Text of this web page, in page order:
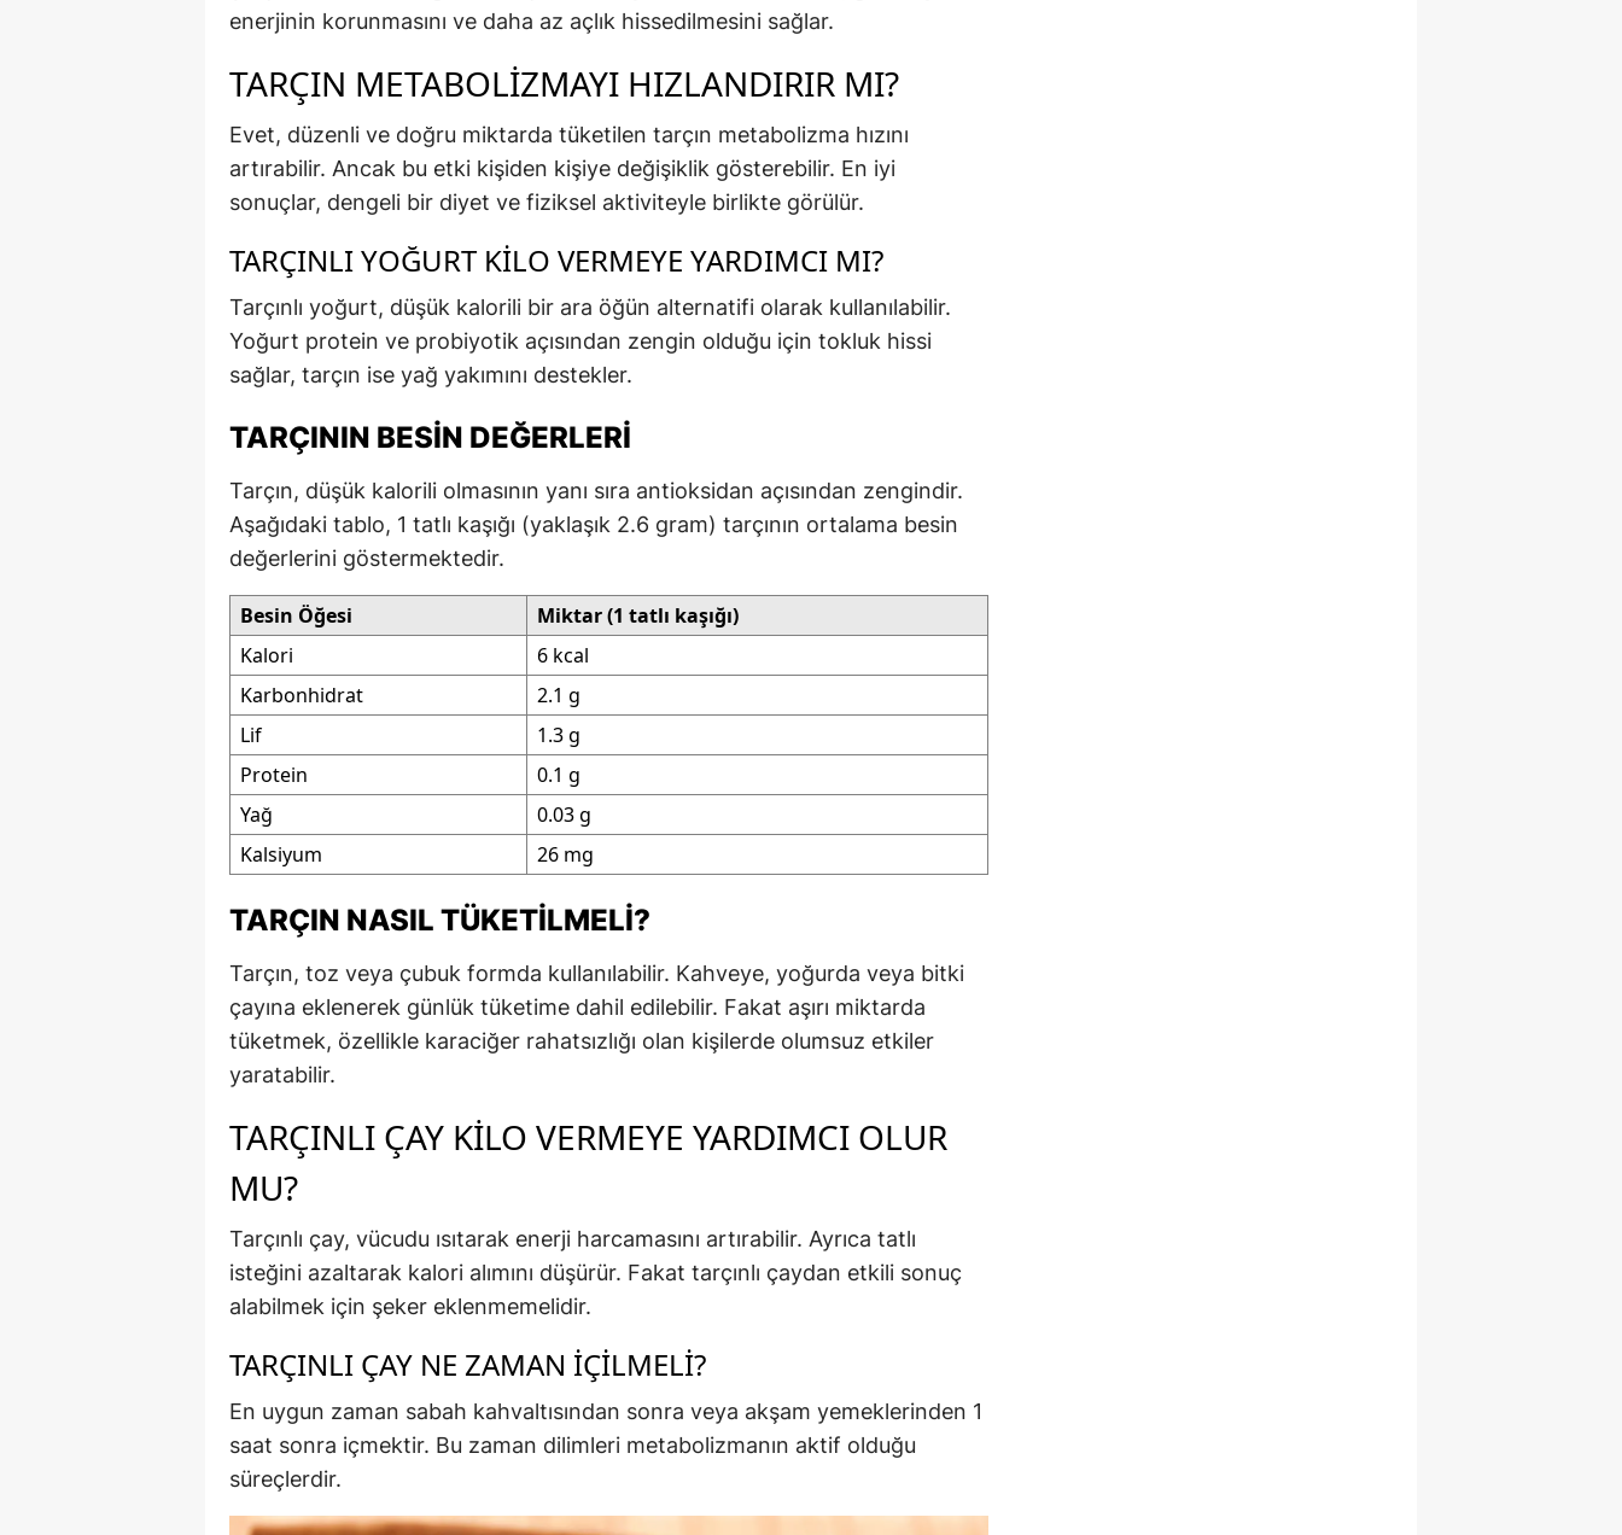
enerjinin korunmasını ve daha az açlık hissedilmesini sağlar.
TARÇIN METABOLIZMAYI HIZLANDIRIR MI?
Evet, düzenli ve doğru miktarda tüketilen tarçın metabolizma hızını
artırabilir. Ancak bu etki kişiden kişiye değişiklik gösterebilir. En iyi
sonuçlar, dengeli bir diyet ve fiziksel aktiviteyle birlikte görülür.
TARÇINLI YOĞURT KILO VERMEYE YARDIMCI MI?
Tarçınlı yoğurt, düşük kalorili bir ara öğün alternatifi olarak kullanılabilir.
Yoğurt protein ve probiyotik açısından zengin olduğu için tokluk hissi
sağlar, tarçın ise yağ yakımını destekler.
TARÇININ BESIN DEĞERLERI
Tarçın, düşük kalorili olmasının yanı sıra antioksidan açısından zengindir.
Aşağıdaki tablo, 1 tatlı kaşığı (yaklaşık 2.6 gram) tarçının ortalama besin
değerlerini göstermektedir.
Besin Öğesi
Miktar (1 tatlı kaşığı)
Kalori
6 kcal
Karbonhidrat
2.1 g
Lif
1.3 g
Protein
0.1 g
Yağ
0.03 g
Kalsiyum
26 mg
TARÇIN NASIL TÜKETILMELI?
Tarçın, toz veya çubuk formda kullanılabilir. Kahveye, yoğurda veya bitki
çayına eklenerek günlük tüketime dahil edilebilir. Fakat aşırı miktarda
tüketmek, özellikle karaciğer rahatsızlığı olan kişilerde olumsuz etkiler
yaratabilir.
TARÇINLI ÇAY KILO VERMEYE YARDIMCI OLUR
MU?
Tarçınlı çay, vücudu ısıtarak enerji harcamasını artırabilir. Ayrıca tatlı
isteğini azaltarak kalori alımını düşürür. Fakat tarçınlı çaydan etkili sonuç
alabilmek için şeker eklenmemelidir.
TARÇINLI ÇAY NE ZAMAN İÇILMELI?
En uygun zaman sabah kahvaltısından sonra veya akşam yemeklerinden 1
saat sonra içmektir. Bu zaman dilimleri metabolizmanın aktif olduğu
süreçlerdir.